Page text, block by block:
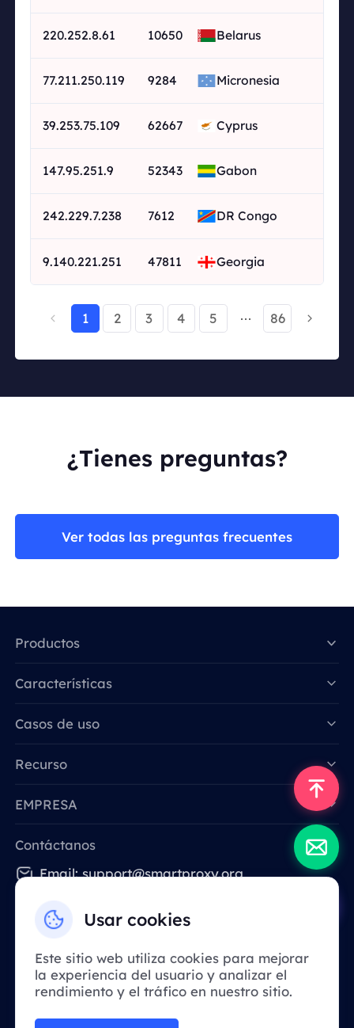
220.252.8.61 10650 Belarus
77.211.250.119 9284 Micronesia
39.253.75.109 62667 Cyprus
147.95.251.9 52343 Gabon
242.229.7.238 7612 DR Congo
9.140.221.251 47811 Georgia
1 2 3 4 5 86
¿Tienes preguntas?
Ver todas las preguntas frecuentes
Usar cookies
Este sitio web utiliza cookies para mejorar
la experiencia del usuario y analizar el
rendimiento y el tráfico en nuestro sitio.
Productos
Características
Casos de uso
Recurso
EMPRESA
Contáctanos
Email: support@smartproxy.org
Debido a la política, este servicio no está
por su comprensión!